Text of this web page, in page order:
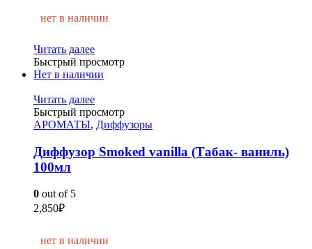
нет в наличии
Читать далее
Быстрый просмотр
Нет в наличии
Читать далее
Быстрый просмотр
АРОМАТЫ, Диффузоры
Диффузор Smoked vanilla (Табак- ваниль)
100мл
0 out of 5
2,850₽
нет в наличии